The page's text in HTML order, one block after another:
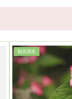
観音講座